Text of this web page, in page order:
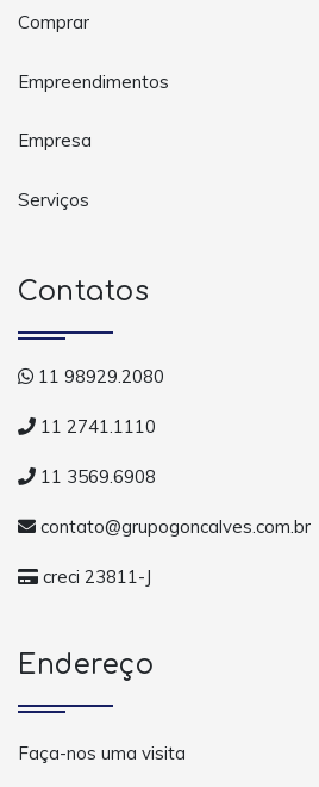
Comprar
Empreendimentos
Empresa
Serviços
Contatos
11 98929.2080
11 2741.1110
11 3569.6908
contato@grupogoncalves.com.br
creci 23811-J
Endereço
Faça-nos uma visita